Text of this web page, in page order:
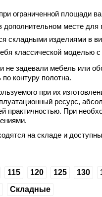
ограниченной площади
дополнительном месте для
складными изделиями в
классической моделью
не задевали мебель или
контуру полотна.
при их
ресурс,
практичностью. При
на складе и
115 120 125 130
Складные